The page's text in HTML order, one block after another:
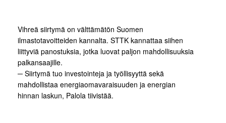
Vihreä siirtymä on välttämätön Suomen
ilmastotavoitteiden kannalta. STTK kannattaa siihen
liittyviä panostuksia, jotka luovat paljon mahdollisuuksia
palkansaajille.
─ Siirtymä tuo investointeja ja työllisyyttä sekä
mahdollistaa energiaomavaraisuuden ja energian
hinnan laskun, Palola tiivistää.